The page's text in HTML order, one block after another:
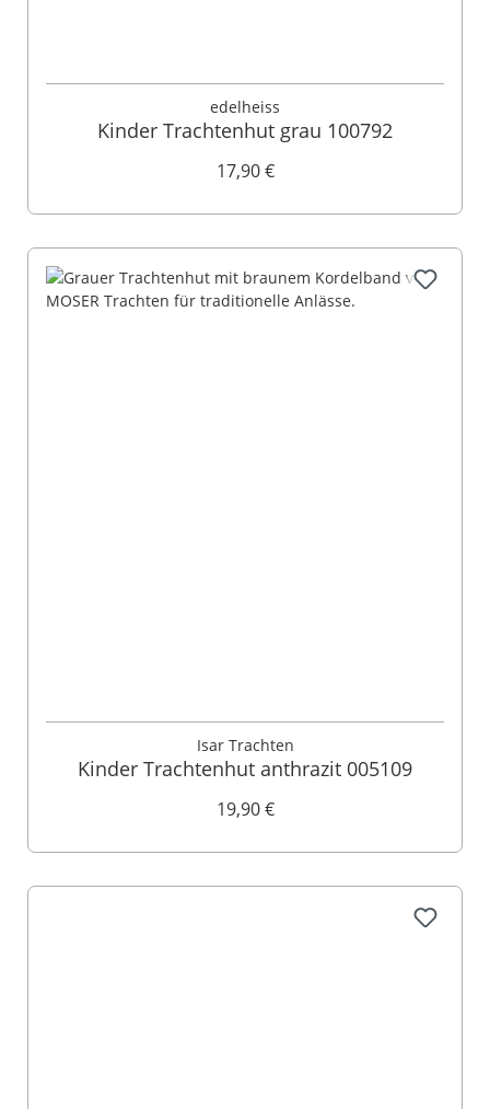
edelheiss
Kinder Trachtenhut grau 100792
17,90 €
Isar Trachten
Kinder Trachtenhut anthrazit 005109
19,90 €